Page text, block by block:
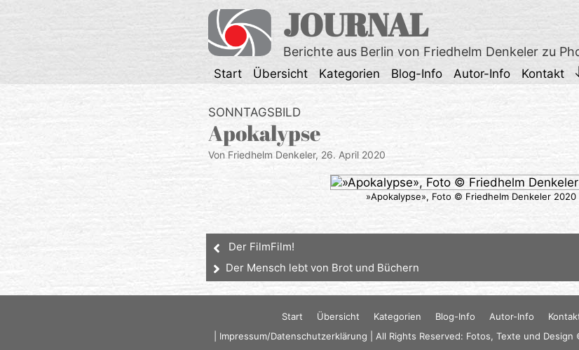
JOURNAL
Berichte aus Berlin von Friedhelm Denkeler zu
Start Übersicht Kategorien Blog-Info Autor-Info Kontakt
SONNTAGSBILD
Apokalypse
Von Friedhelm Denkeler, 26. April 2020
»Apokalypse», Foto © Friedhelm Denkeler 2020
Der FilmFilm!
Der Mensch lebt von Brot und Büchern
Start Übersicht Kategorien Blog-Info Autor-Info
Impressum/Datenschutzerklärung | All Rights Reserved: Fotos, Texte und